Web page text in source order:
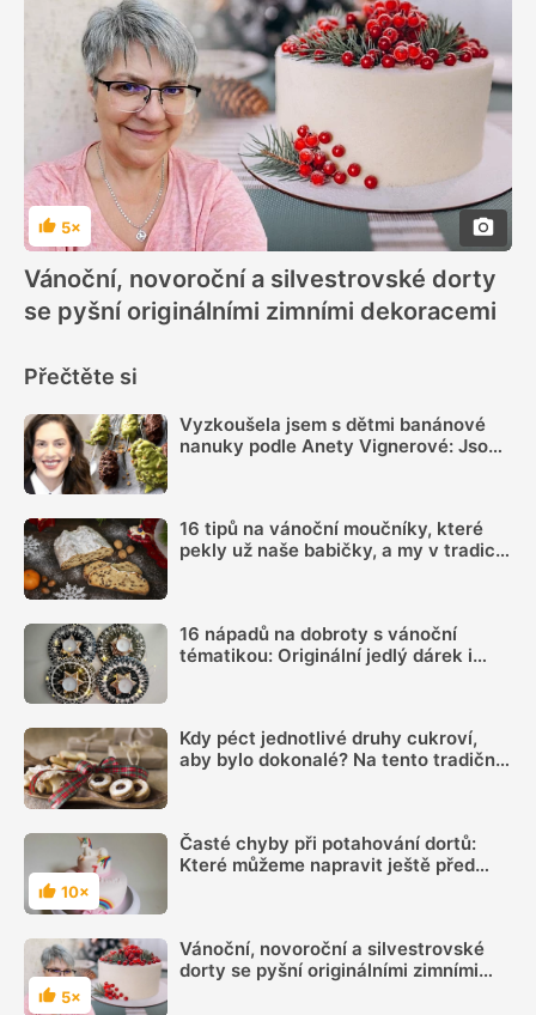
Hodnocení
5×
Vánoční, novoroční a silvestrovské dorty
se pyšní originálními zimními dekoracemi
Přečtěte si
Vyzkoušela jsem s dětmi banánové
nanuky podle Anety Vignerové: Jsou
16 tipů na vánoční moučníky, které
pekly už naše babičky, a my v tradici
16 nápadů na dobroty s vánoční
tématikou: Originální jedlý dárek i
Kdy péct jednotlivé druhy cukroví,
aby bylo dokonalé? Na tento tradiční
Hodnocení
10×
Časté chyby při potahování dortů:
Které můžeme napravit ještě před
Hodnocení
5×
Vánoční, novoroční a silvestrovské
dorty se pyšní originálními zimními